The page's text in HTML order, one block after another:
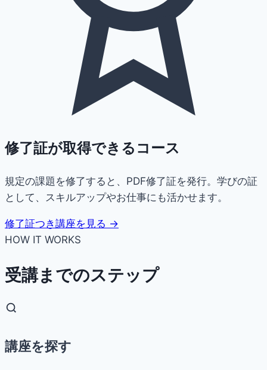
修了証が取得できるコース
規定の課題を修了すると、PDF修了証を発行。学びの証
として、スキルアップやお仕事にも活かせます。
修了証つき講座を見る →
HOW IT WORKS
受講までのステップ
講座を探す